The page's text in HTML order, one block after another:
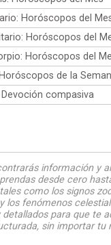
Horóscopos del
Horóscopos del
Horóscopos del
de la
compasiva
información y
desde cero
como los signos
los fenómenos
para que te
sin importar tu